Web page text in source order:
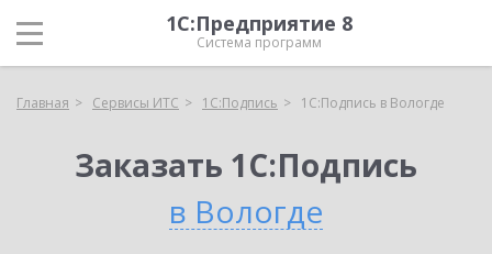
1С:Предприятие 8
Система программ
Главная Сервисы ИТС 1С:Подпись 1С:Подпись в Вологде
Заказать 1С:Подпись
в Вологде